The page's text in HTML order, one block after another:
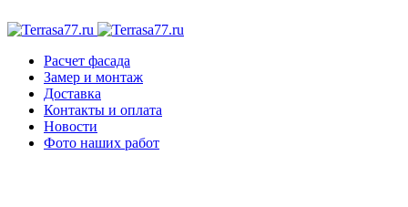
Расчет фасада
Замер и монтаж
Доставка
Контакты и оплата
Новости
Фото наших работ